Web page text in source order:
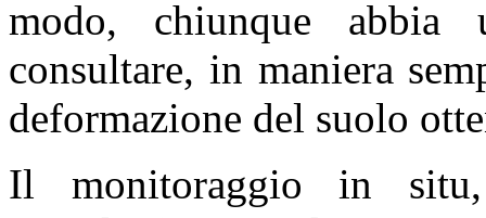
modo, chiunque abbia
consultare, in maniera
deformazione del suolo
Il monitoraggio in